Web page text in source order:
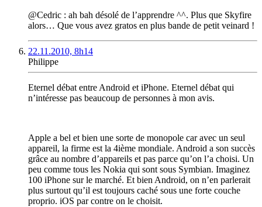
@Cedric : ah bah désolé de l’apprendre ^^. Plus que Skyfire
alors… Que vous avez gratos en plus bande de petit veinard !
22.11.2010, 8h14
Philippe
Eternel débat entre Android et iPhone. Eternel débat qui
n’intéresse pas beaucoup de personnes à mon avis.
Apple a bel et bien une sorte de monopole car avec un seul
appareil, la firme est la 4ième mondiale. Android a son succès
grâce au nombre d’appareils et pas parce qu’on l’a choisi. Un
peu comme tous les Nokia qui sont sous Symbian. Imaginez
100 iPhone sur le marché. Et bien Android, on n’en parlerait
plus surtout qu’il est toujours caché sous une forte couche
proprio. iOS par contre on le choisit.